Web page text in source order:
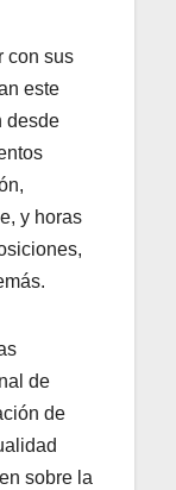
con sus
este
desde
y horas
de
de
sobre la